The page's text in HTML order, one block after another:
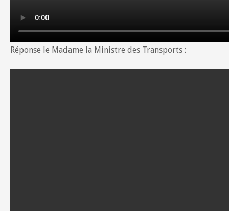
Réponse le Madame la Ministre des Transports :